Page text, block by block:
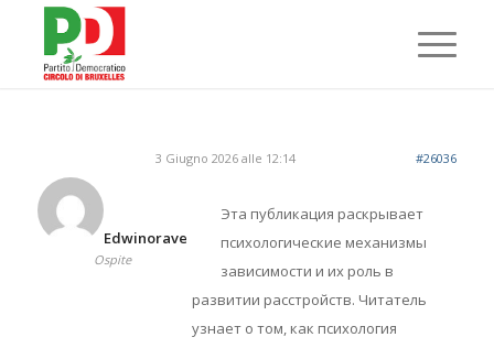
3 Giugno 2026 alle 12:14 #26036
Edwinorave
Ospite
Эта публикация раскрывает
психологические механизмы
зависимости и их роль в
развитии расстройств. Читатель
узнает о том, как психология